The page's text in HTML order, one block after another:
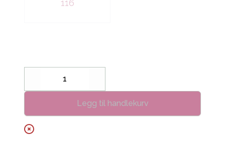
116
Decrease
Legg til handlekurv